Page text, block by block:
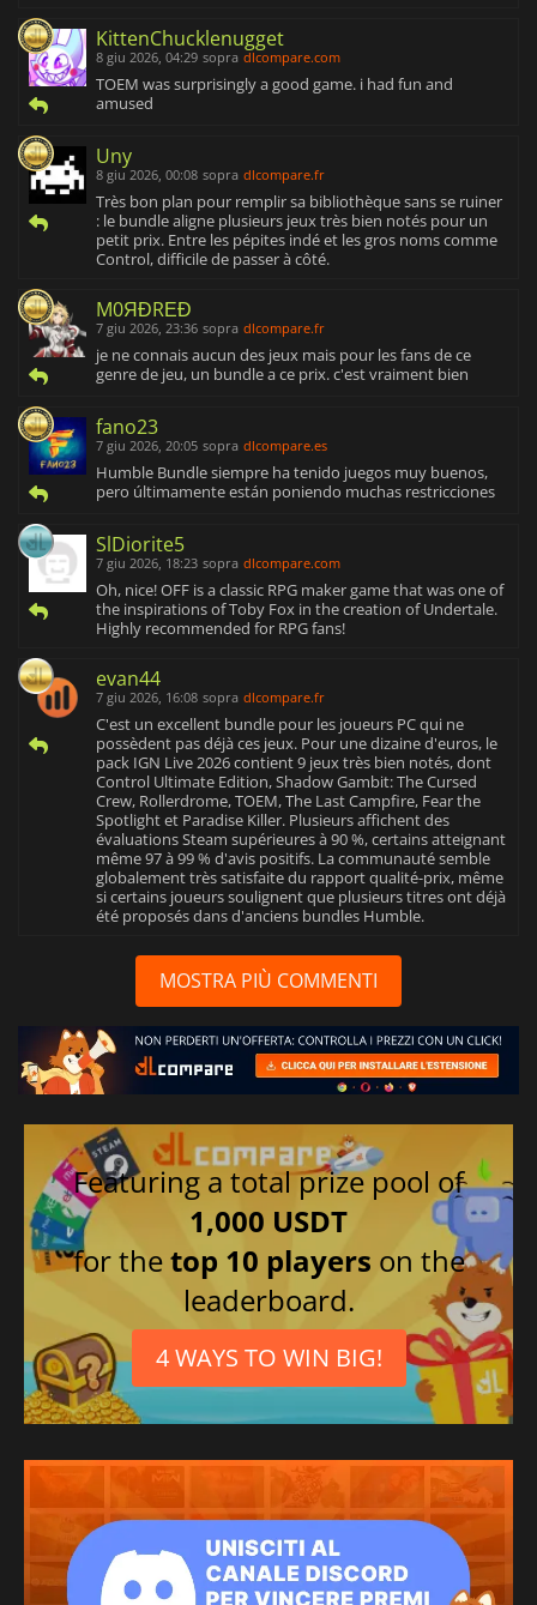
KittenChucklenugget
8 giu 2026, 04:29 sopra dlcompare.com
TOEM was surprisingly a good game. i had fun and
amused
Uny
8 giu 2026, 00:08 sopra dlcompare.fr
Très bon plan pour remplir sa bibliothèque sans se ruiner
: le bundle aligne plusieurs jeux très bien notés pour un
petit prix. Entre les pépites indé et les gros noms comme
Control, difficile de passer à côté.
M0ЯĐRΕĐ
7 giu 2026, 23:36 sopra dlcompare.fr
je ne connais aucun des jeux mais pour les fans de ce
genre de jeu, un bundle a ce prix. c'est vraiment bien
fano23
7 giu 2026, 20:05 sopra dlcompare.es
Humble Bundle siempre ha tenido juegos muy buenos,
pero últimamente están poniendo muchas restricciones
SlDiorite5
7 giu 2026, 18:23 sopra dlcompare.com
Oh, nice! OFF is a classic RPG maker game that was one of
the inspirations of Toby Fox in the creation of Undertale.
Highly recommended for RPG fans!
evan44
7 giu 2026, 16:08 sopra dlcompare.fr
C'est un excellent bundle pour les joueurs PC qui ne
possèdent pas déjà ces jeux. Pour une dizaine d'euros, le
pack IGN Live 2026 contient 9 jeux très bien notés, dont
Control Ultimate Edition, Shadow Gambit: The Cursed
Crew, Rollerdrome, TOEM, The Last Campfire, Fear the
Spotlight et Paradise Killer. Plusieurs affichent des
évaluations Steam supérieures à 90 %, certains atteignant
même 97 à 99 % d'avis positifs. La communauté semble
globalement très satisfaite du rapport qualité-prix, même
si certains joueurs soulignent que plusieurs titres ont déjà
été proposés dans d'anciens bundles Humble.
MOSTRA PIÙ COMMENTI
Featuring a total prize pool of
1,000 USDT
for thetop 10 players on the
leaderboard.
4 WAYS TO WIN BIG!